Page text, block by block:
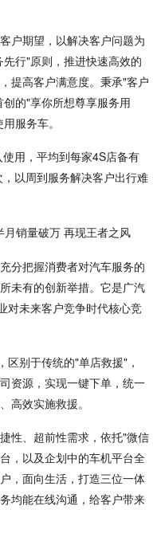
户期望，以解决客户问题为
行"原则，推进快速高效的
提高客户满意度。秉承"客户
的"享你所想尊享服务用
服务车。
用，平均到每家4S店备有
以周到服务解决客户出行难
分把握消费者对汽车服务的
未有的创新举措。它是广汽
对未来客户竞争时代核心竞
别于传统的"单店救援"，
资源，实现一键下单，统一
高效实施救援。
性、超前性需求，依托"微信
，以及企划中的车机平台全
，面向生活，打造三位一体
均能在线沟通，给客户带来